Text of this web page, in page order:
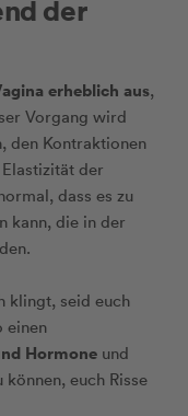
der
erheblich aus,
Vorgang wird
den Kontraktionen
der
dass es zu
kann, die in der
klingt, seid euch
einen
Hormone und
euch Risse